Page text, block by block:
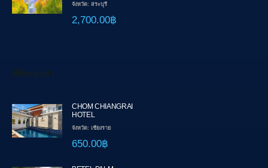
จังหวัด: สระบุรี
2,700.00฿
ที่พักแนะนำ
CHOM CHIANGRAI
HOTEL
จังหวัด: เชียงราย
650.00฿